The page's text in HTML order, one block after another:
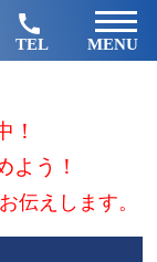
TEL MENU
！
よう！
伝えします。